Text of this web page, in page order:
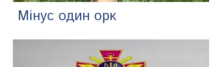
Мінус один орк